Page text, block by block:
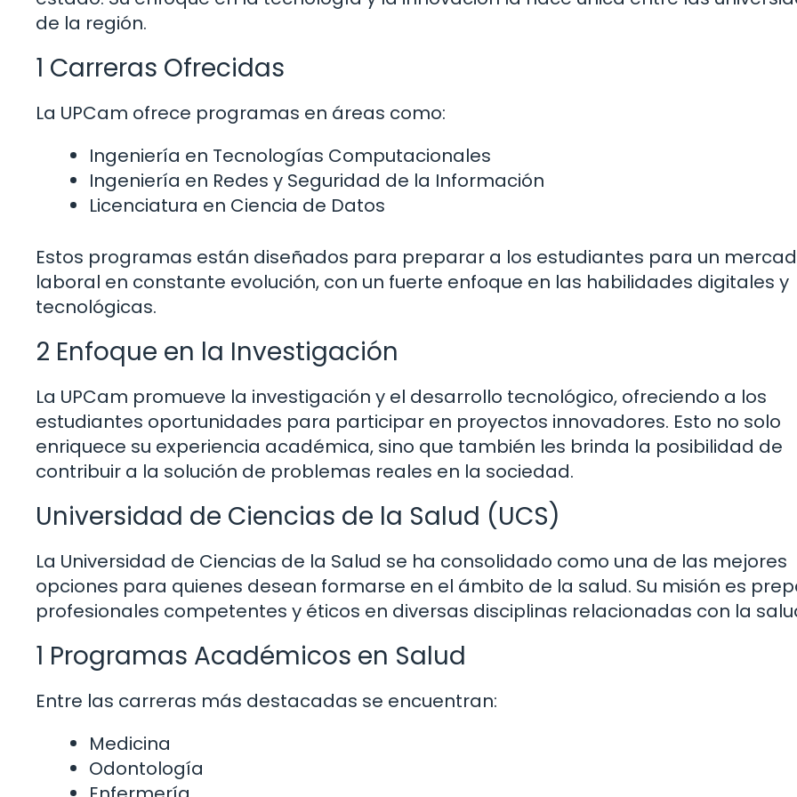
de la región.
1 Carreras Ofrecidas
La UPCam ofrece programas en áreas como:
Ingeniería en Tecnologías Computacionales
Ingeniería en Redes y Seguridad de la Información
Licenciatura en Ciencia de Datos
Estos programas están diseñados para preparar a los estudiantes para un
laboral en constante evolución, con un fuerte enfoque en las habilidades digitales y
tecnológicas.
2 Enfoque en la Investigación
La UPCam promueve la investigación y el desarrollo tecnológico, ofreciendo a los
estudiantes oportunidades para participar en proyectos innovadores. Esto no solo
enriquece su experiencia académica, sino que también les brinda la posibilidad de
contribuir a la solución de problemas reales en la sociedad.
Universidad de Ciencias de la Salud (UCS)
La Universidad de Ciencias de la Salud se ha consolidado como una de las mejores
opciones para quienes desean formarse en el ámbito de la salud. Su misión es
profesionales competentes y éticos en diversas disciplinas relacionadas con la
1 Programas Académicos en Salud
Entre las carreras más destacadas se encuentran:
Medicina
Odontología